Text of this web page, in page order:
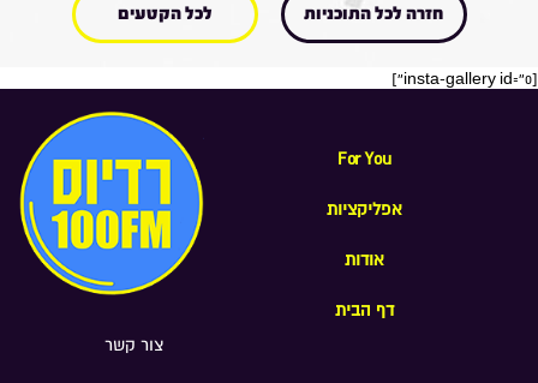
חזרה לכל התוכניות לכל הקטעים
[insta-gallery id="0"]
For You
אפליקציות
אודות
דף הבית
צור קשר